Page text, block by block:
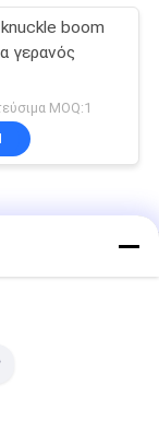
boom
γερανός
MOQ:1